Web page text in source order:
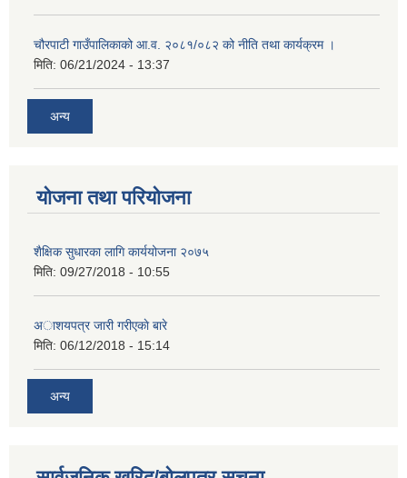
चौरपाटी गाउँपालिकाको आ.व. २०८१/०८२ को नीति तथा कार्यक्रम ।
मिति: 06/21/2024 - 13:37
अन्य
योजना तथा परियोजना
शैक्षिक सुधारका लागि कार्ययोजना २०७५
मिति: 09/27/2018 - 10:55
अाशयपत्र जारी गरीएकाे बारे
मिति: 06/12/2018 - 15:14
अन्य